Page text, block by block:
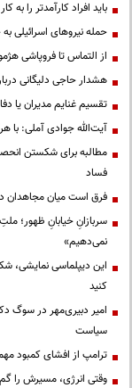
باید افراد کارآمدتر را
حمله نیروهای اسرائیلی
از التماس تا فروپاشی
هشدار حاجی دلیگانی
تقسیم غنایم مدیران یا
آیت‌الله جوادی آملی: با
مطالبه برای شکستن
فساد
فرق است میان مجاهدان
سربازانِ خیابانِ ظهور؛
نمی‌دهیم»
این دیپلماسی نمایشی،
کنید
امیر دبیری‌مهر در سوگ
سیاست
ترامپ از افشای کمبود
وقتی انرژی، مسیرش را